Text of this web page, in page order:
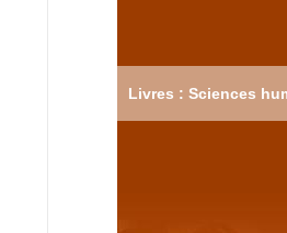
Livres : Sciences